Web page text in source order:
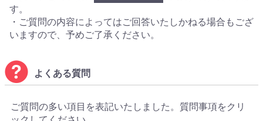
す。
・ご質問の内容によってはご回答いたしかねる場合もござ
いますので、予めご了承ください。
よくある質問
ご質問の多い項目を表記いたしました。質問事項をクリ